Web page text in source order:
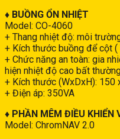
♦ BUỒNG ỔN NHIỆT
Model: CO-4060
+ Thang nhiệt độ: môi
+ Kích thước buồng để cột
+ Chức năng an toàn: gia
hiện nhiệt độ cao bất
+ Kích thước (WxDxH): 150
+ Điện áp: 350VA
♦ PHẦN MÊM ĐIỀU KHIỂN
Model: ChromNAV 2.0